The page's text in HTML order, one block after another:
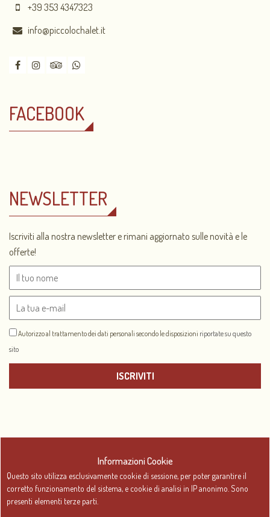
+39 353 4347323
info@piccolochalet.it
FACEBOOK
NEWSLETTER
Iscriviti alla nostra newsletter e rimani aggiornato sulle novità e le
offerte!
Autorizzo al trattamento dei dati personali secondo le disposizioni riportate su questo
sito
© 2017 Hotel Piccolo Chalet | P.I.
07833900017 - CIR: 001087-
ALB-00005 - CIN:
CREDITS
PRIVACY POLICY
Informazioni Cookie
Questo sito utilizza esclusivamente cookie di sessione, per poter garantire il
corretto funzionamento del sistema, e cookie di analisi in IP anonimo. Sono
presenti elementi terze parti.